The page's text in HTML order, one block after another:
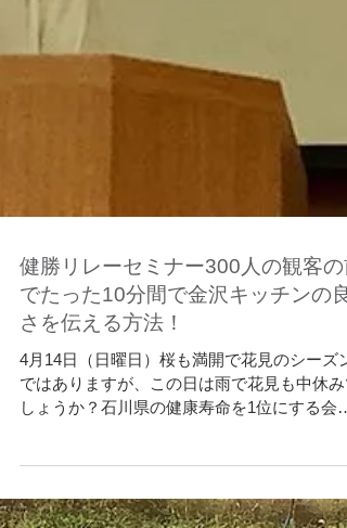
健勝リレーセミナー300人の観客の
でたった10分間で金沢キッチンの良
4月14日（日曜日）桜も満開で花見のシーズン
ではありますが、この日は雨で花見も中休み
しょうか？石川県の健康寿命を1位にする会